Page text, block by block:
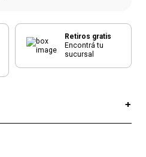
Retiros gratis
Encontrá tu
sucursal